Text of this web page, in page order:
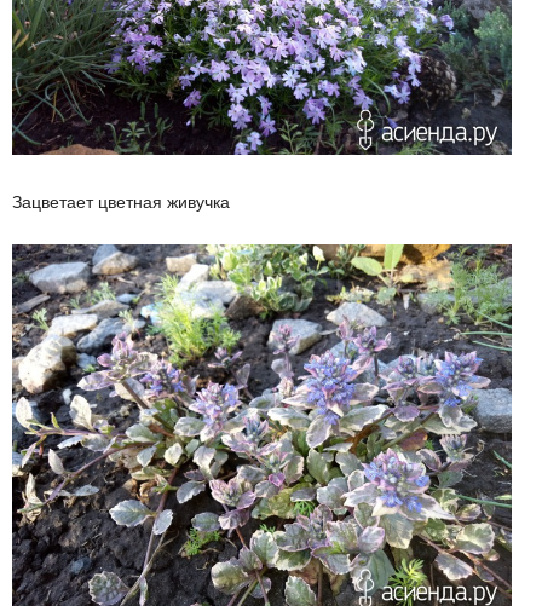
Зацветает цветная живучка